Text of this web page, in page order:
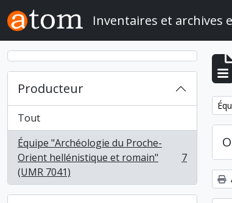
Skip to main content
Inventaires et archives
Producteur
Tout
Équipe "Archéologie du Proche-
Orient hellénistique et romain"
(UMR 7041)
, 7 résultats 7